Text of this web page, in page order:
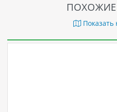
Показать